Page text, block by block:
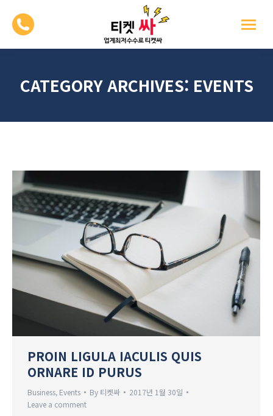
CATEGORY ARCHIVES: EVENTS
PROIN LIGULA IACULIS QUIS
ORNARE ID PURUS
Business, Events By 티켓싸
2017년 1월 30일
Leave a comment